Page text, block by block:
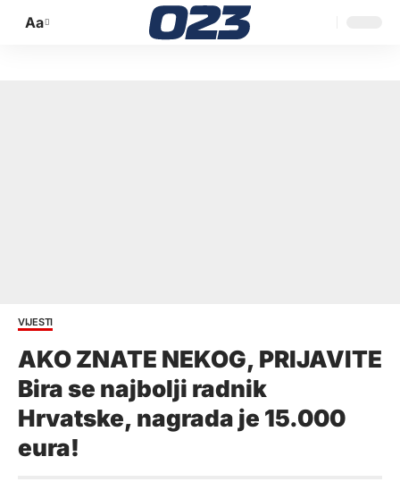
Promijeni
Aa
VIJESTI
AKO ZNATE NEKOG, PRIJAVITE
Bira se najbolji radnik
Hrvatske, nagrada je 15.000
eura!